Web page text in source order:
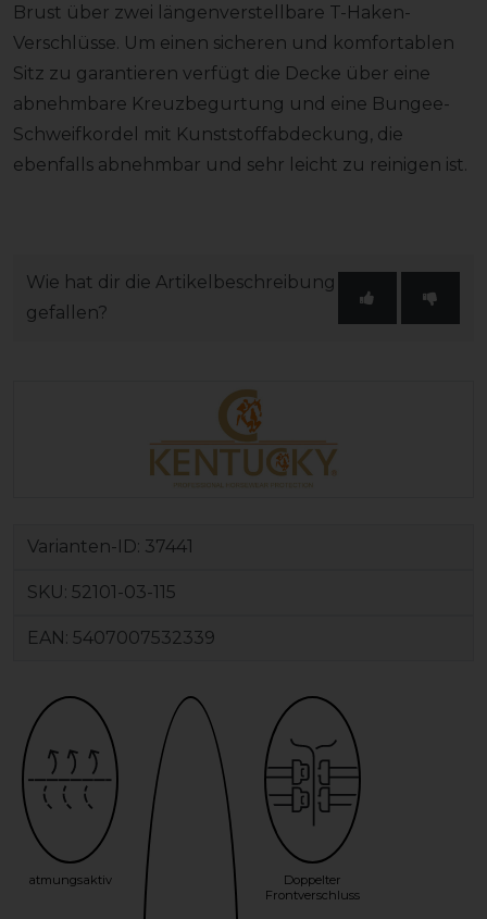
Brust über zwei längenverstellbare T-Haken-
Verschlüsse. Um einen sicheren und komfortablen
Sitz zu garantieren verfügt die Decke über eine
abnehmbare Kreuzbegurtung und eine Bungee-
Schweifkordel mit Kunststoffabdeckung, die
ebenfalls abnehmbar und sehr leicht zu reinigen ist.
Wie hat dir die Artikelbeschreibung
gefallen?
Varianten-ID: 37441
SKU: 52101-03-115
EAN: 5407007532339
atmungsaktiv
Doppelter
Frontverschluss